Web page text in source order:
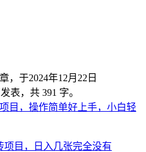
，于2024年12月22日
发表，共 391 字。
目，操作简单好上手，小白轻